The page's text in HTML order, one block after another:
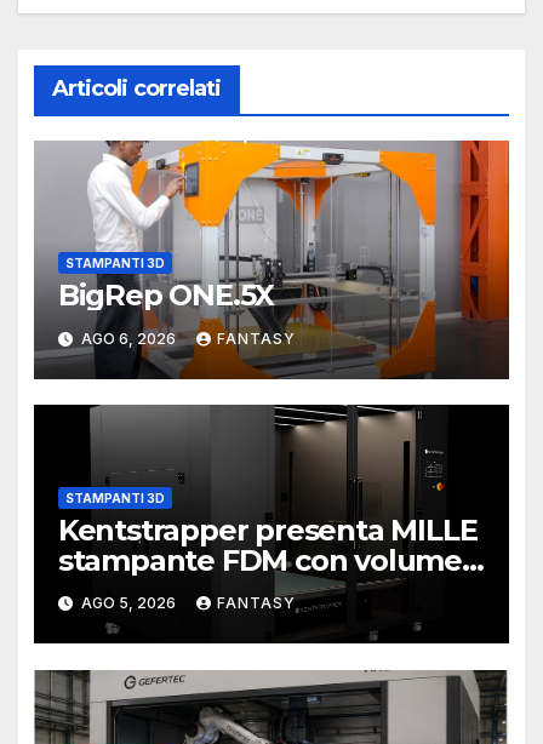
Articoli correlati
STAMPANTI 3D
BigRep ONE.5X
AGO 6, 2026 FANTASY
STAMPANTI 3D
Kentstrapper presenta MILLE
stampante FDM con volume
di stampa da un metro cubo
AGO 5, 2026 FANTASY